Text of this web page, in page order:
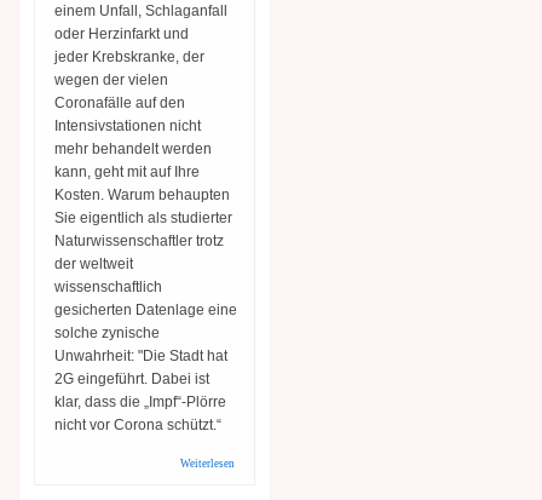
einem Unfall, Schlaganfall
oder Herzinfarkt und
jeder Krebskranke, der
wegen der vielen
Coronafälle auf den
Intensivstationen nicht
mehr behandelt werden
kann, geht mit auf Ihre
Kosten. Warum behaupten
Sie eigentlich als studierter
Naturwissenschaftler trotz
der weltweit
wissenschaftlich
gesicherten Datenlage eine
solche zynische
Unwahrheit: "Die Stadt hat
2G eingeführt. Dabei ist
klar, dass die „Impf“-Plörre
nichtvor Corona schützt.“
Weiterlesen